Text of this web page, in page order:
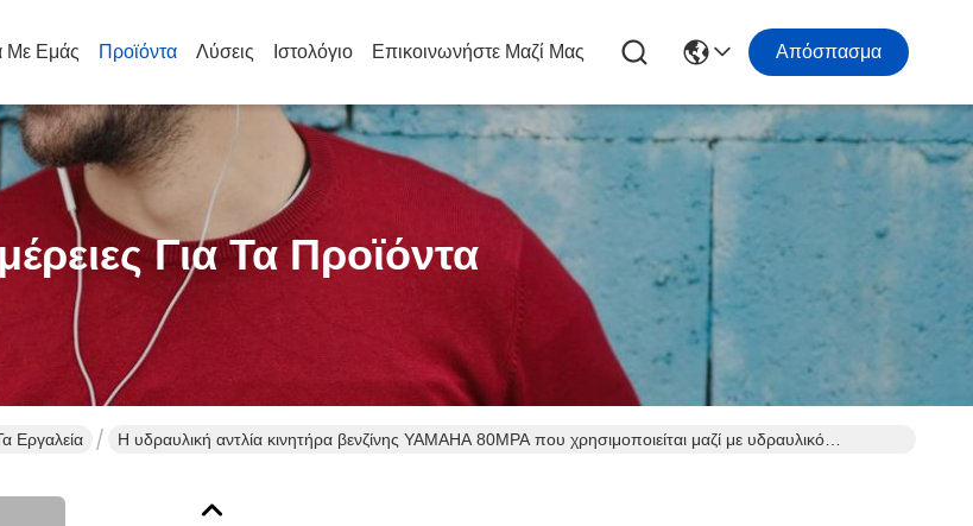
Με Εμάς Προϊόντα Λύσεις Ιστολόγιο Επικοινωνήστε Μαζί Μας Απόσπασμα
Για Τα Προϊόντα
Εργαλεία
Η υδραυλική αντλία κινητήρα βενζίνης YAMAHA 80MPA που χρησιμοποιείται μαζί με υδραυλικό